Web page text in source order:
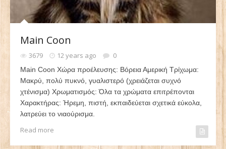
Main Coon
3679 12 years ago 0
Main Coon Χώρα προέλευσης: Βόρεια Αμερική Τρίχωμα:
Μακρύ, πολύ πυκνό, γυαλιστερό (χρειάζεται συχνό
χτένισμα) Χρωματισμός: Όλα τα χρώματα επιτρέπονται
Χαρακτήρας: Ήρεμη, πιστή, εκπαιδεύεται σχετικά εύκολα,
λατρεύει το νιαούρισμα.
Read more